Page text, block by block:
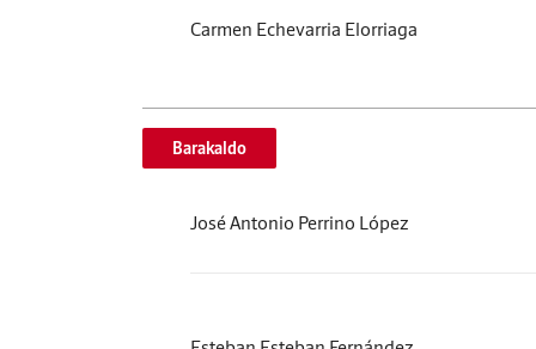
Carmen Echevarria Elorriaga
Barakaldo
José Antonio Perrino López